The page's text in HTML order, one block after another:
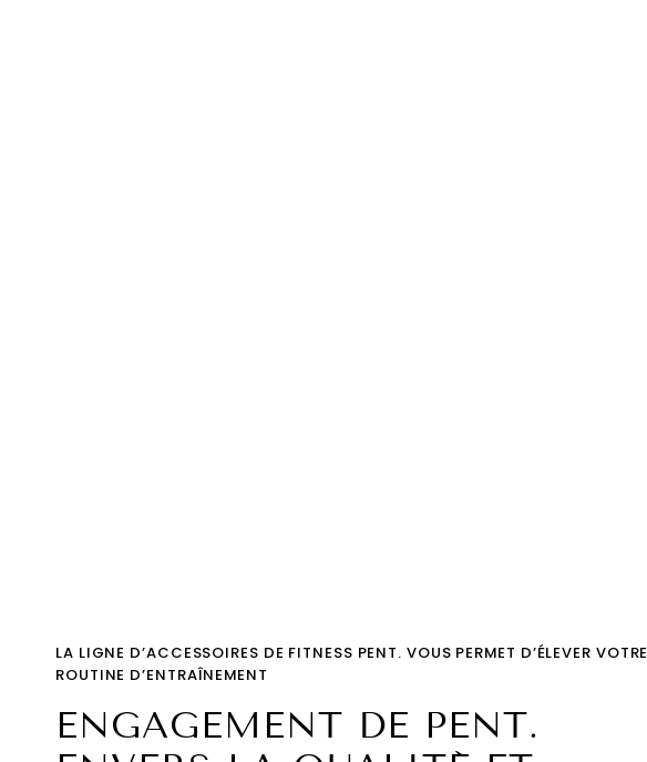
LA LIGNE D’ACCESSOIRES DE FITNESS PENT. VOUS PERMET D’ÉLEVER VOTRE
ROUTINE D’ENTRAÎNEMENT
ENGAGEMENT DE PENT.